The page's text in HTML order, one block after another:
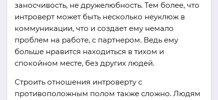
заносчивость, не дружелюбность. Тем более, что
интроверт может быть несколько неуклюж в
коммуникации, что и создает ему немало
проблем на работе, с партнером. Ведь ему
больше нравится находиться в тихом и
спокойном месте, без других людей.
Строить отношения интроверту с
противоположным полом также сложно. Людям